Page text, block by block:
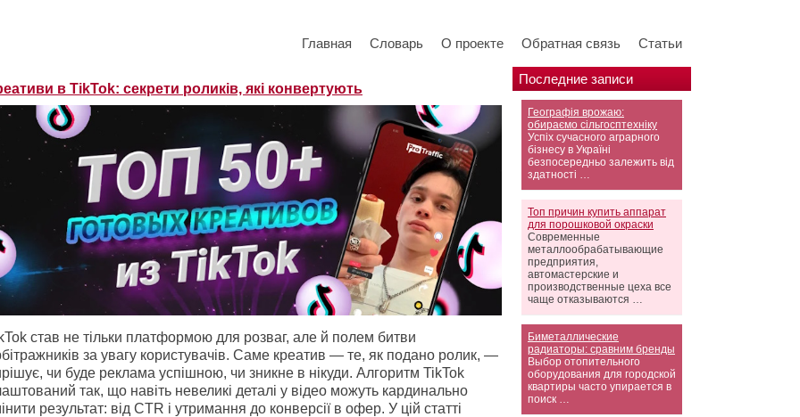
Главная Словарь О проекте Обратная связь Статьи
Последние записи
Географія врожаю:
обираємо сільгосптехніку
Успіх сучасного аграрного
бізнесу в Україні
безпосередньо залежить від
здатності …
Топ причин купить аппарат
для порошковой окраски
Современные
металлообрабатывающие
предприятия,
автомастерские и
производственные цеха все
чаще отказываются …
Биметаллические
радиаторы: сравним бренды
Выбор отопительного
оборудования для городской
квартиры часто упирается в
поиск …
в TikTok: секрети роликів, які конвертують
став не тільки платформою для розваг, але й полем битви
за увагу користувачів. Саме креатив — те, як подано ролик, —
чи буде реклама успішною, чи зникне в нікуди. Алгоритм TikTok
так, що навіть невеликі деталі у відео можуть кардинально
результат: від CTR і утримання до конверсії в офер. У цій статті